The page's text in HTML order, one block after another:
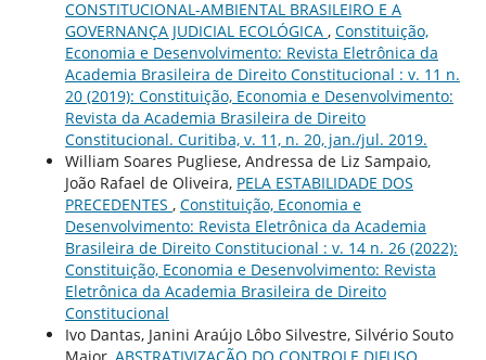
CONSTITUCIONAL-AMBIENTAL BRASILEIRO E A
GOVERNANÇA JUDICIAL ECOLÓGICA , Constituição,
Economia e Desenvolvimento: Revista Eletrônica da
Academia Brasileira de Direito Constitucional : v. 11 n.
20 (2019): Constituição, Economia e Desenvolvimento:
Revista da Academia Brasileira de Direito
Constitucional. Curitiba, v. 11, n. 20, jan./jul. 2019.
William Soares Pugliese, Andressa de Liz Sampaio,
João Rafael de Oliveira, PELA ESTABILIDADE DOS
PRECEDENTES , Constituição, Economia e
Desenvolvimento: Revista Eletrônica da Academia
Brasileira de Direito Constitucional : v. 14 n. 26 (2022):
Constituição, Economia e Desenvolvimento: Revista
Eletrônica da Academia Brasileira de Direito
Constitucional
Ivo Dantas, Janini Araújo Lôbo Silvestre, Silvério Souto